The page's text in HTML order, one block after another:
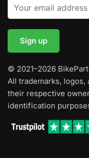
© 2021–2026
All trademarks,
their respective
identification